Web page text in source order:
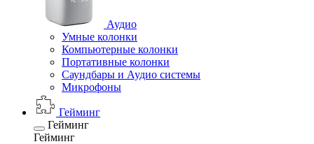
Аудио
Умные колонки
Компьютерные колонки
Портативные колонки
Саундбары и Аудио системы
Микрофоны
Гейминг
Гейминг
Гейминг